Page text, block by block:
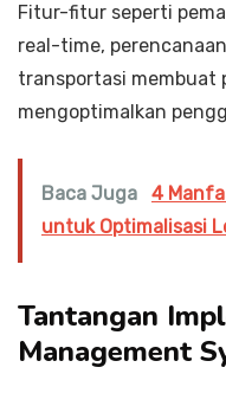
Fitur-fitur seperti
real-time,
transportasi membuat
mengoptimalkan
Baca Juga
4
untuk Optimalisasi
Tantangan
Management